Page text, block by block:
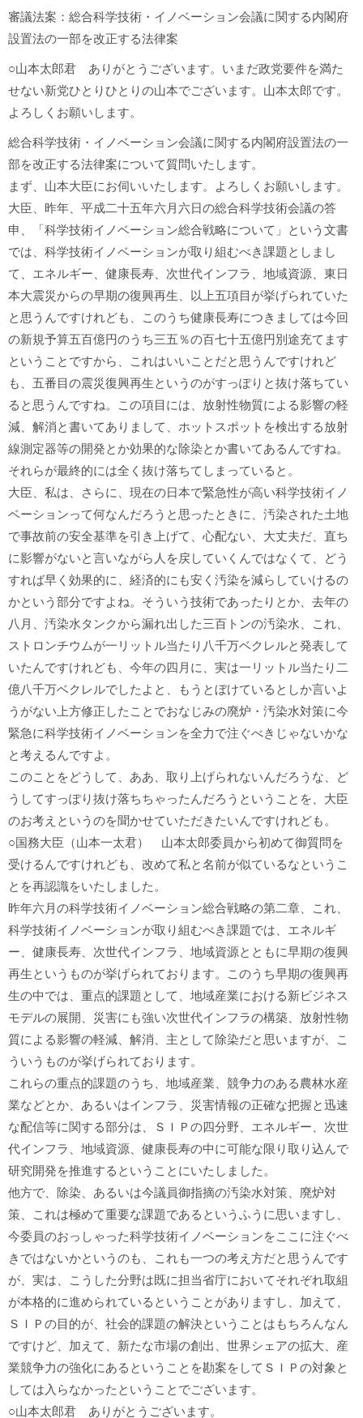
審議法案：総合科学技術・イノベーション会議に関する内閣府
設置法の一部を改正する法律案
○山本太郎君 ありがとうございます。いまだ政党要件を満た
せない新党ひとりひとりの山本でございます。山本太郎です。
よろしくお願いします。
総合科学技術・イノベーション会議に関する内閣府設置法の一
部を改正する法律案について質問いたします。
まず、山本大臣にお伺いいたします。よろしくお願いします。
大臣、昨年、平成二十五年六月六日の総合科学技術会議の答
申、「科学技術イノベーション総合戦略について」という文書
では、科学技術イノベーションが取り組むべき課題としまし
て、エネルギー、健康長寿、次世代インフラ、地域資源、東日
本大震災からの早期の復興再生、以上五項目が挙げられていた
と思うんですけれども、このうち健康長寿につきましては今回
の新規予算五百億円のうち三五％の百七十五億円別途充てます
ということですから、これはいいことだと思うんですけれど
も、五番目の震災復興再生というのがすっぽりと抜け落ちてい
ると思うんですね。この項目には、放射性物質による影響の軽
減、解消と書いてありまして、ホットスポットを検出する放射
線測定器等の開発とか効果的な除染とか書いてあるんですね。
それらが最終的には全く抜け落ちてしまっていると。
大臣、私は、さらに、現在の日本で緊急性が高い科学技術イノ
ベーションって何なんだろうと思ったときに、汚染された土地
で事故前の安全基準を引き上げて、心配ない、大丈夫だ、直ち
に影響がないと言いながら人を戻していくんではなくて、どう
すれば早く効果的に、経済的にも安く汚染を減らしていけるの
かという部分ですよね。そういう技術であったりとか、去年の
八月、汚染水タンクから漏れ出した三百トンの汚染水、これ、
ストロンチウムが一リットル当たり八千万ベクレルと発表して
いたんですけれども、今年の四月に、実は一リットル当たり二
億八千万ベクレルでしたよと、もうとぼけているとしか言いよ
うがない上方修正したことでおなじみの廃炉・汚染水対策に今
緊急に科学技術イノベーションを全力で注ぐべきじゃないかな
と考えるんですよ。
このことをどうして、ああ、取り上げられないんだろうな、ど
うしてすっぽり抜け落ちちゃったんだろうということを、大臣
のお考えというのを聞かせていただきたいんですけれども。
○国務大臣（山本一太君） 山本太郎委員から初めて御質問を
受けるんですけれども、改めて私と名前が似ているなというこ
とを再認識をいたしました。
昨年六月の科学技術イノベーション総合戦略の第二章、これ、
科学技術イノベーションが取り組むべき課題では、エネルギ
ー、健康長寿、次世代インフラ、地域資源とともに早期の復興
再生というものが挙げられております。このうち早期の復興再
生の中では、重点的課題として、地域産業における新ビジネス
モデルの展開、災害にも強い次世代インフラの構築、放射性物
質による影響の軽減、解消、主として除染だと思いますが、こ
ういうものが挙げられております。
これらの重点的課題のうち、地域産業、競争力のある農林水産
業などとか、あるいはインフラ、災害情報の正確な把握と迅速
な配信等に関する部分は、ＳＩＰの四分野、エネルギー、次世
代インフラ、地域資源、健康長寿の中に可能な限り取り込んで
研究開発を推進するということにいたしました。
他方で、除染、あるいは今議員御指摘の汚染水対策、廃炉対
策、これは極めて重要な課題であるというふうに思いますし、
今委員のおっしゃった科学技術イノベーションをここに注ぐべ
きではないかというのも、これも一つの考え方だと思うんです
が、実は、こうした分野は既に担当省庁においてそれぞれ取組
が本格的に進められているということがありますし、加えて、
ＳＩＰの目的が、社会的課題の解決ということはもちろんなん
ですけど、加えて、新たな市場の創出、世界シェアの拡大、産
業競争力の強化にあるということを勘案をしてＳＩＰの対象と
しては入らなかったということでございます。
○山本太郎君 ありがとうございます。